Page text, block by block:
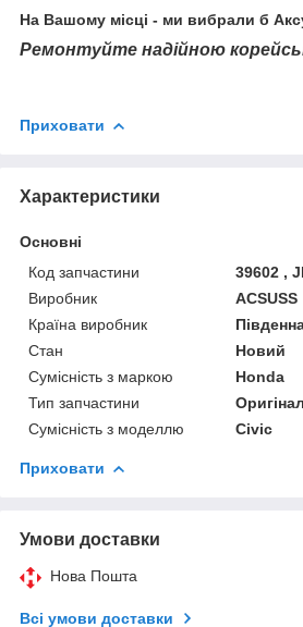
На Вашому місці - ми вибрали б
Ремонтуйте надійною
Приховати
Характеристики
Основні
Код запчастини
39602 ,
Виробник
ACSUSS
Країна виробник
Стан
Новий
Сумісність з маркою
Honda
Тип запчастини
Оригінал
Сумісність з моделлю
Civic
Приховати
Умови доставки
Нова Пошта
Всі умови доставки